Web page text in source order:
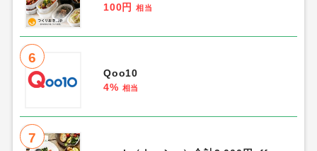
100円
相当
6
Qoo10
4% 相当
7